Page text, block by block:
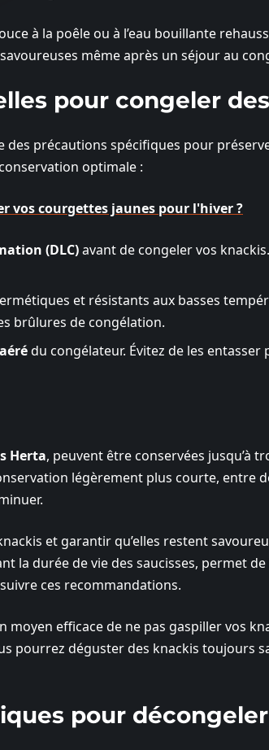
à la poêle ou à l’eau bouillante
même après un séjour au
pour congeler
des précautions spécifiques pour
optimale :
vos courgettes jaunes pour l'hiver ?
(DLC)avant de congeler vos
et résistants aux basses
brûlures de congélation.
du congélateur. Évitez de les
Herta, peuvent être conservées jusqu’à
légèrement plus courte, entre
et garantir qu’elles restent
la durée de vie des saucisses, permet
ces recommandations.
moyen efficace de ne pas gaspiller vos
pourrez déguster des knackis toujours
pour